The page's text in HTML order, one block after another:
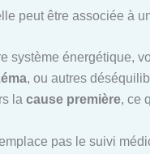
peut être associée à
système énergétique,
, ou autres
la cause première, ce
pas le suivi